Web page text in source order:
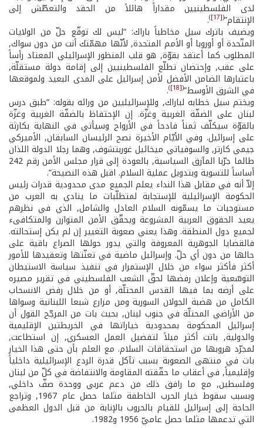
لدى الفلسطينيين مقداراً هائلاً من الحقد والتعطّش إلى
الإنتقام”(
[17]
)
.
ويضيف باترك سيل مخاطباً باراك: “ليس لك توقّع حلّ من الولايات
المتّحدة أو أوروبا أو الأمم المتحدة, لأنّها مهمّتك أنت من دون سواك,
المطلوب كما أعتقد بقوّة, هو قلب المنظور الإسرائيلي المعتاد رأساً
على عقب, وإحتضان تطلّع الفلسطينيين إلى إقامة دولة مستقلّة,
باعتبارها الضامن الأفضل لأمن إسرائيل على المدى البعيد ولموقعها
في الشرق الأوسط”(
[18]
)
.
ويختم سيل خطابه لباراك, وللإسرائيليين من ورائه بقوله: “طبق درس
لبنان على الضفّة الغربية وغزّة. إن الإحتفاظ بالضفّة الغربية وغزّة
بالقوّة سيكلّف ثمناً فادحاً في الأرواح وسيأتي في النهاية بكارثة
على إسرائيل. وفي الأيّام الأخيرة نصح الرئيسان السابقان, الأميركي
جيمي كارتر, والسوفياتي ميخائيل غوربتشوف, وهما رجلا الدولة اللذان
طالما جرّبا المآزق السياسية, بالعودة إلى قرار مجلس الأمن رقم 242
أساساً للتسوية وبتدويل عملية السلام. اقبل هذه النصيحة”.
إلاّ أنه في مقابل هذا النداء يعلم الجميع مدى محدودية قدرات رئيس
الحكومة الإسرائيلية للإستجابة لمتطلّبات ما ينادي به العرب من
مستوجبات ما يسمّونه السلام العادل والشامل, الذي في نظرهم
يعيد الحقوق العربية المشروعة ويحقّق الأمن المتوازن والمتكافىء
لجميع دول المنطقة. وهذا يعني صعوبة التغيير إن لم يكن إستحالته.
فالقضايا الجوهرية المعروفة والتي يدور حولها الصراع باقية على
حالها من دون أي حلّ. وإسرائيل ماضية في تعنّتها وتعقيدها للأمور
أكثر فأكثر سواء من خلال الإستمرار في تنفيذ سياسة الاستيطان
التوسّعية وإعلان رفضها لحقّ الشعب الفلسطيني في تقرير مصيره
على أرضه بما فيها القدس المحتلّة, أو من خلال رفض الانسحاب
الكامل من هضبة الجولان السورية ومن مزارع شبعا اللبنانية وسواها
من الأراضي المحتلّة في جنوب لبنان, بحيث بات من المرجّح القول أن
إسرائيل المحكومة بمحدودية خياراتها في الخريطتين الإقليمية
والدولية, باتت أكثر ميلاً لتفضيل العمل العسكري, إن استطاعت,
لمجرّد هروبها من استحقاقات السلام. مع العلم بأن حتى هذا الخيار
بات في منتهى الصعوبة بسبب تآكل قدرة الردع الإسرائيلية داخلياً
وإقليمياً, في أعقاب ما حقّقته المقاومة والانتفاضة في كلّ من لبنان
وفلسطين, مع ما رافق ذلك من دعم عربي ووحدة صفّ داخلي,
وبسبب سقوط خيار الحرب الخاطفة مثلما حصل عام 1967, وتراجع
الحاجة إلى إسرائيل للقيام بالحروب بالإنابة من قبل الدول العظمى
التي تدعمها مثلما حصل عاميّ 1956 و1982.